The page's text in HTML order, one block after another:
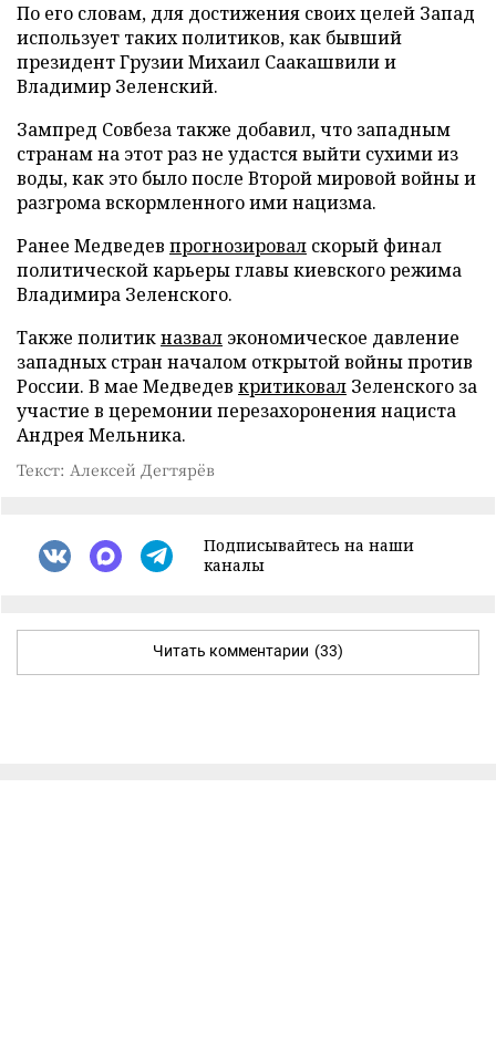
По его словам, для достижения своих целей Запад
использует таких политиков, как бывший
президент Грузии Михаил Саакашвили и
Владимир Зеленский.
Зампред Совбеза также добавил, что западным
странам на этот раз не удастся выйти сухими из
воды, как это было после Второй мировой войны и
разгрома вскормленного ими нацизма.
Ранее Медведев прогнозировал скорый финал
политической карьеры главы киевского режима
Владимира Зеленского.
Также политикназвал экономическое давление
западных стран началом открытой войны против
России. В мае Медведев критиковал Зеленского за
участие в церемонии перезахоронения нациста
Андрея Мельника.
Текст: Алексей Дегтярёв
Подписывайтесь на наши
каналы
Читать комментарии (33)